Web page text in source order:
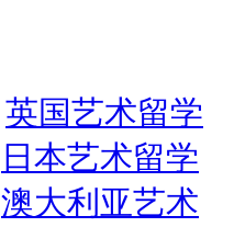
英国艺术留学
日本艺术留学
澳大利亚艺术